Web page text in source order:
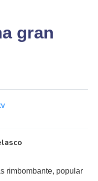
gran
rimbombante, popular